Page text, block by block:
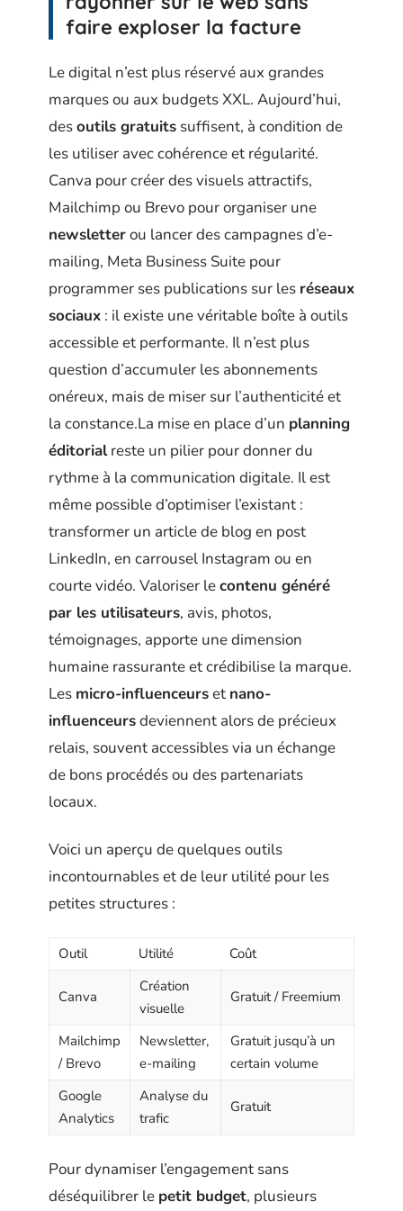
faire exploser la facture
Le digital n’est plus réservé aux grandes
marques ou aux budgets XXL. Aujourd’hui,
desoutils gratuits suffisent, à condition de
les utiliser avec cohérence et régularité.
Canva pour créer des visuels attractifs,
Mailchimp ou Brevo pour organiser une
newsletterou lancer des campagnes d’e-
mailing, Meta Business Suite pour
programmer ses publications sur les réseaux
sociaux : il existe une véritable boîte à outils
accessible et performante. Il n’est plus
question d’accumuler les abonnements
onéreux, mais de miser sur l’authenticité et
la constance.La mise en place d’un planning
éditorialreste un pilier pour donner du
rythme à la communication digitale. Il est
même possible d’optimiser l’existant :
transformer un article de blog en post
LinkedIn, en carrousel Instagram ou en
courte vidéo. Valoriser lecontenu généré
par les utilisateurs, avis, photos,
témoignages, apporte une dimension
humaine rassurante et crédibilise la marque.
Les micro-influenceurset nano-
influenceursdeviennent alors de précieux
relais, souvent accessibles via un échange
de bons procédés ou des partenariats
locaux.
Voici un aperçu de quelques outils
incontournables et de leur utilité pour les
petites structures :
Outil Utilité Coût
Canva
Création
visuelle
Gratuit / Freemium
Mailchimp
/ Brevo
Newsletter,
e-mailing
Gratuit jusqu’à un
certain volume
Google
Analytics
Analyse du
trafic
Gratuit
Pour dynamiser l’engagement sans
déséquilibrer le petit budget, plusieurs